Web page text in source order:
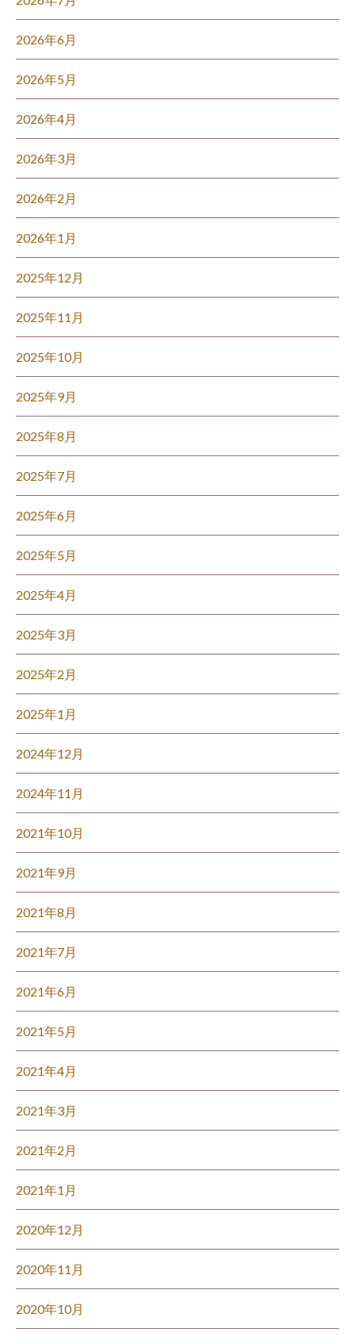
2026年6月
2026年5月
2026年4月
2026年3月
2026年2月
2026年1月
2025年12月
2025年11月
2025年10月
2025年9月
2025年8月
2025年7月
2025年6月
2025年5月
2025年4月
2025年3月
2025年2月
2025年1月
2024年12月
2024年11月
2021年10月
2021年9月
2021年8月
2021年7月
2021年6月
2021年5月
2021年4月
2021年3月
2021年2月
2021年1月
2020年12月
2020年11月
2020年10月